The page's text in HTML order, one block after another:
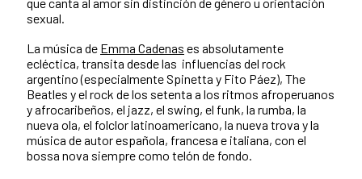
sexual.
La música de Emma Cadenas es absolutamente
ecléctica, transita desde las influencias del rock
argentino (especialmente Spinetta y Fito Páez), The
Beatles y el rock de los setenta a los ritmos afroperuanos
y afrocaribeños, el jazz, el swing, el funk, la rumba, la
nueva ola, el folclor latinoamericano, la nueva trova y la
música de autor española, francesa e italiana, con el
bossa nova siempre como telón de fondo.